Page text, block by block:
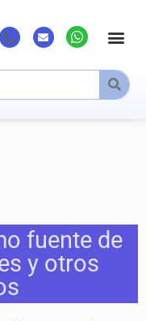
fuente de
y otros